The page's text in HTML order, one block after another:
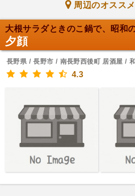
周辺のオススメ
大根サラダときのこ鍋で、昭和
夕顔
長野県 / 長野市 / 南長野西後町 居酒屋 /
4.3